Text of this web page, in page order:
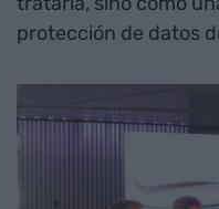
protección de datos